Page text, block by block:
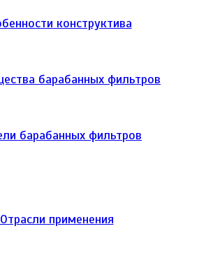
конструктива
барабанных фильтров
барабанных фильтров
Отрасли применения